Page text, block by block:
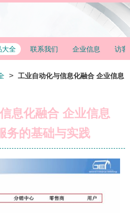
大全 联系我们 企业信息 访客
> 工业自动化与信息化融合 企业信息
息化融合 企业信息
务的基础与实践